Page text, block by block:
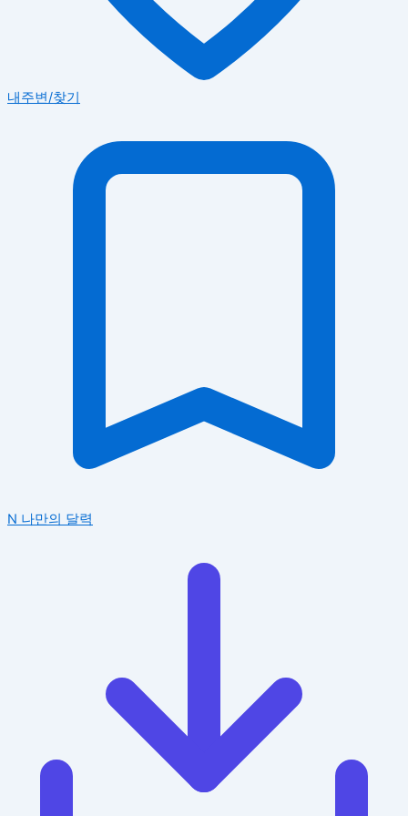
내주변/찾기
N 나만의 달력